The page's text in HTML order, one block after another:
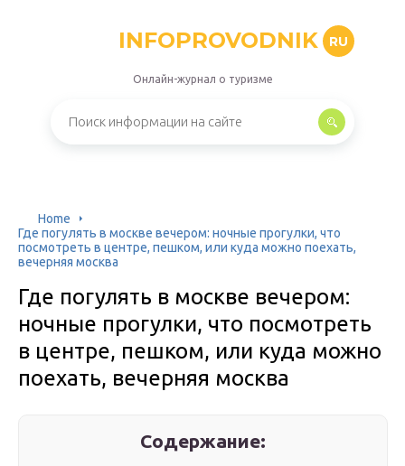
INFOPROVODNIK RU
Онлайн-журнал о туризме
Home
Где погулять в москве вечером: ночные прогулки, что
посмотреть в центре, пешком, или куда можно поехать,
вечерняя москва
Где погулять в москве вечером:
ночные прогулки, что посмотреть
в центре, пешком, или куда можно
поехать, вечерняя москва
Содержание: